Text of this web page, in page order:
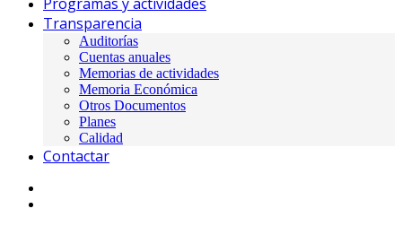
Transparencia
Auditorías
Cuentas anuales
Memorias de actividades
Memoria Económica
Otros Documentos
Planes
Calidad
Contactar